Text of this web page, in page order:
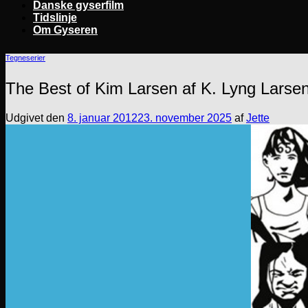
Danske gyserfilm
Tidslinje
Om Gyseren
Tegneserier
The Best of Kim Larsen af K. Lyng
Udgivet den 8. januar 201223. november 2025 afJette